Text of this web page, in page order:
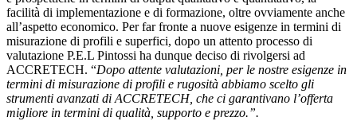
facilità di implementazione e di formazione, oltre ovviamente anche
all’aspetto economico. Per far fronte a nuove esigenze in termini di
misurazione di profili e superfici, dopo un attento processo di
valutazione P.E.L Pintossi ha dunque deciso di rivolgersi ad
ACCRETECH. “Dopo attente valutazioni, per le nostre esigenze in
termini di misurazione di profili e rugosità abbiamo scelto gli
strumenti avanzati di ACCRETECH, che ci garantivano l’offerta
migliore in termini di qualità, supporto e prezzo.”.